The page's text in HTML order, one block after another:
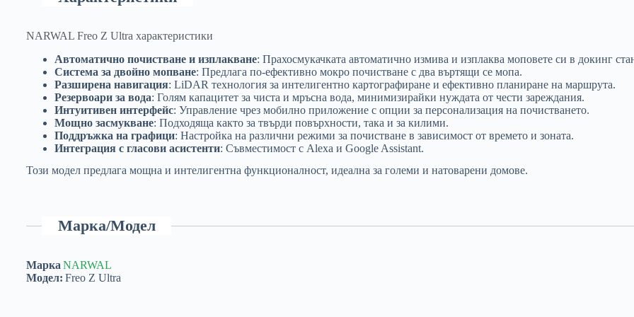
NARWAL Freo Z Ultra характеристики
Автоматично почистване и изплакване: Прахосмукачката автоматично измива и изплаква моповете си в докинг
Система за двойно мопване: Предлага по-ефективно мокро почистване с два въртящи се мопа.
Разширена навигация: LiDAR технология за интелигентно картографиране и ефективно планиране на маршрута.
Резервоари за вода: Голям капацитет за чиста и мръсна вода, минимизирайки нуждата от чести зареждания.
Интуитивен интерфейс: Управление чрез мобилно приложение с опции за персонализация на почистването.
Мощно засмукване: Подходяща както за твърди повърхности, така и за килими.
Поддръжка на графици: Настройка на различни режими за почистване в зависимост от времето и зоната.
Интеграция с гласови асистенти: Съвместимост с Alexa и Google Assistant.
Този модел предлага мощна и интелигентна функционалност, идеална за големи и натоварени домове.
Марка/Модел
Марка NARWAL
Модел: Freo Z Ultra